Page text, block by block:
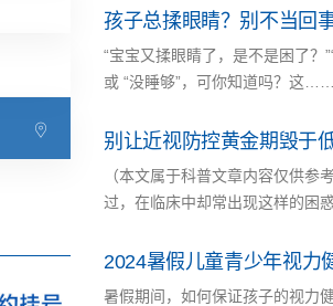
孩子总揉眼睛？别不当回
“宝宝又揉眼睛了，是不是困了？
或 “没睡够”，可你知道吗？这……
别让近视防控黄金期毁于
（本文属于科普文章内容仅供参
过，在临床中却常出现这样的困
2024暑假儿童青少年视力
暑假期间，如何保证孩子的视力